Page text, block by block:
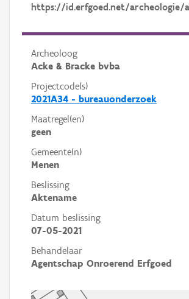
https://id.erfgoed.net/archeologie/
Archeoloog
Acke & Bracke bvba
Projectcode(s)
2021A34 - bureauonderzoek
Maatregel(en)
geen
Gemeente(n)
Menen
Beslissing
Aktename
Datum beslissing
07-05-2021
Behandelaar
Agentschap Onroerend Erfgoed